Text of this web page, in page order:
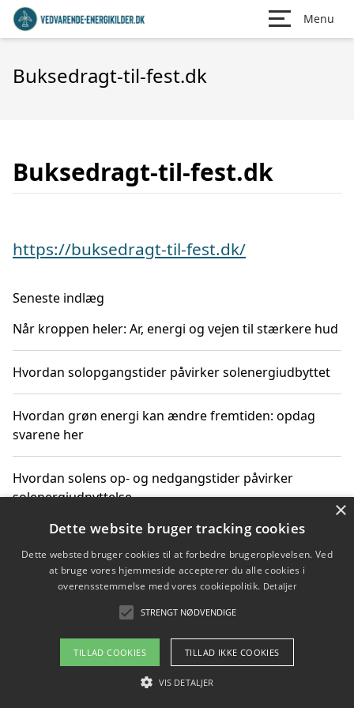
Menu
Buksedragt-til-fest.dk
Buksedragt-til-fest.dk
https://buksedragt-til-fest.dk/
Seneste indlæg
Når kroppen heler: Ar, energi og vejen til stærkere hud
Hvordan solopgangstider påvirker solenergiudbyttet
Hvordan grøn energi kan ændre fremtiden: opdag
svarene her
Hvordan solens op- og nedgangstider påvirker
solenergiudnyttelse
Hvordan du får svar på energispørgsmål om
vedvarende energikilder
Om / kontakt
Blog Betingelser
×
Dette website bruger tracking cookies
Dette websted bruger cookies til at forbedre brugeroplevelsen. Ved
at bruge vores hjemmeside accepterer du alle cookies i
overensstemmelse med vores cookiepolitik. Detaljer
STRENGT NØDVENDIGE
TILLAD COOKIES TILLAD IKKE COOKIES
VIS DETALJER